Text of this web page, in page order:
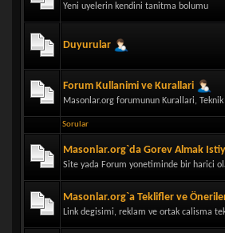
Yeni uyelerin kendini tanitma bolumu
Duyurular
Forum Kullanimi ve Kurallari
Masonlar.org forumunun Kurallari,
Sorular
Masonlar.org`da Gorev Almak
Site yada Forum yonetiminde bir harici
Masonlar.org`a Teklifler ve
Link degisimi, reklam ve ortak calisma